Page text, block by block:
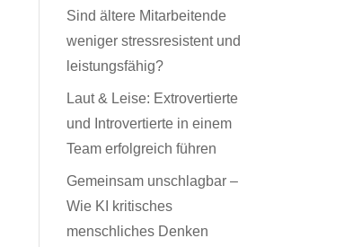
Sind ältere Mitarbeitende
weniger stressresistent und
leistungsfähig?
Laut & Leise: Extrovertierte
und Introvertierte in einem
Team erfolgreich führen
Gemeinsam unschlagbar –
Wie KI kritisches
menschliches Denken